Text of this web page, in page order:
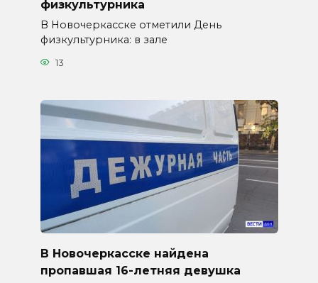
физкультурника
В Новочеркасске отметили День
физкультурника: в зале
13
В Новочеркасске найдена
пропавшая 16-летняя девушка